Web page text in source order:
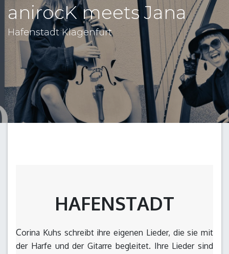
anirocK meets Jana
Hafenstadt Klagenfurt
HAFENSTADT
Corina Kuhs schreibt ihre eigenen Lieder, die sie mit
der Harfe und der Gitarre begleitet. Ihre Lieder sind